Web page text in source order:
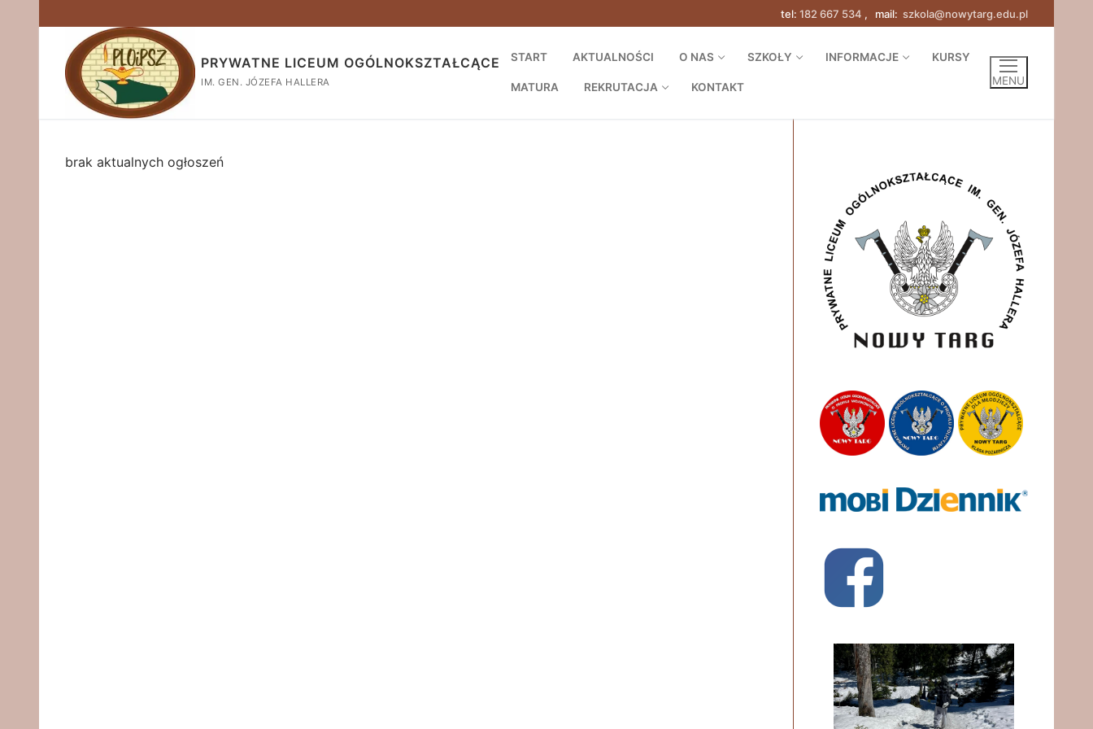
do
treści
tel: 182 667 534 , mail: szkola@nowytarg.edu.pl
PRYWATNE LICEUM OGÓLNOKSZTAŁCĄCE
IM. GEN. JÓZEFA HALLERA
START AKTUALNOŚCI O NAS SZKOŁY INFORMACJE KURSY
MATURA REKRUTACJA KONTAKT MENU
brak aktualnych ogłoszeń